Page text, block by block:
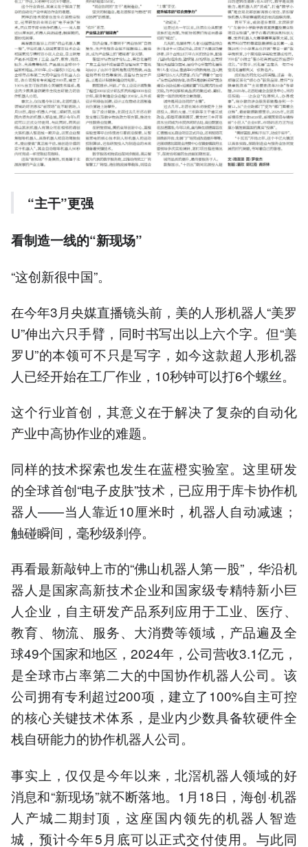
“主干”更强
看制造一线的“新现场”
“这创新很中国”。
在今年3月央媒直播镜头前，美的人形机器人“美罗
U”伸出六只手臂，同时书写出以上六个字。但“美
罗U”的本领可不只是写字，如今这款超人形机器
人已经开始在工厂作业，10秒钟可以打6个螺丝。
这个行业首创，其意义在于解决了复杂的自动化
产业中高协作业的难题。
同样的技术探索也发生在蓝橙实验室。这里研发
的全球首创“电子皮肤”技术，已应用于库卡协作机
器人——当人靠近10厘米时，机器人自动减速；
触碰瞬间，毫秒级刹停。
再看最新敲钟上市的“佛山机器人第一股”，华沿机
器人是国家高新技术企业和国家级专精特新小巨
人企业，自主研发产品系列应用于工业、医疗、
教育、物流、服务、大消费等领域，产品遍及全
球49个国家和地区，2024年，公司营收3.1亿元，
是全球市占率第二大的中国协作机器人公司。该
公司拥有专利超过200项，建立了100%自主可控
的核心关键技术体系，是业内少数具备软硬件全
栈自研能力的协作机器人公司。
事实上，仅仅是今年以来，北滘机器人领域的好
消息和“新现场”就不断落地。1月18日，海创·机器
人产城二期封顶，这座国内领先的机器人智造
城，预计今年5月底可以正式交付使用。与此同